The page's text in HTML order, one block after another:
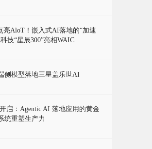
亮AloT！嵌入式AI落地的“加速
技“星辰300”亮相WAIC
侧模型落地三星盖乐世AI
启：Agentic AI 落地应用的黄金
统重塑生产力